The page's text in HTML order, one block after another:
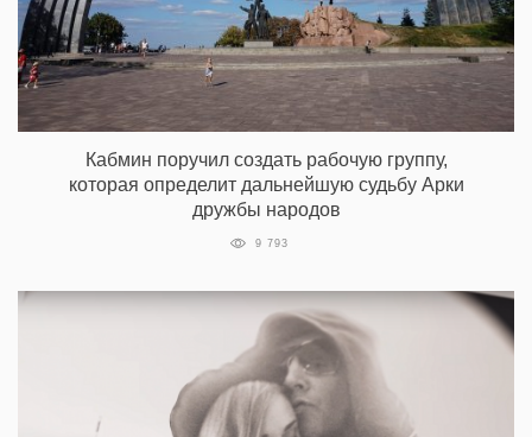
Кабмин поручил создать рабочую группу,
которая определит дальнейшую судьбу Арки
дружбы народов
9 793